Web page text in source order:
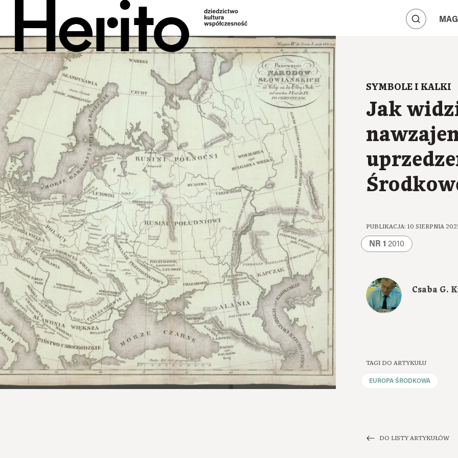
SYMBOLE I KALKI
Jak
PUBLIKACJA: 10 SIERPNIA
NR 1 2010
Csaba G.
TAGI DO ARTYKUŁU
EUROPA ŚRODKOWA
DO LISTY ARTYKUŁÓW